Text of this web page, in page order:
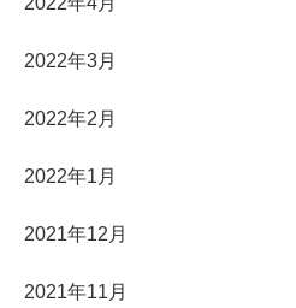
2022年3月
2022年2月
2022年1月
2021年12月
2021年11月